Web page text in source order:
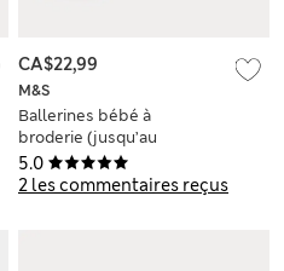
5.0
2 les commentaires reçus
M&S
Ballerines bébé à
broderie (jusqu’au
18 mois)
CA$22,99